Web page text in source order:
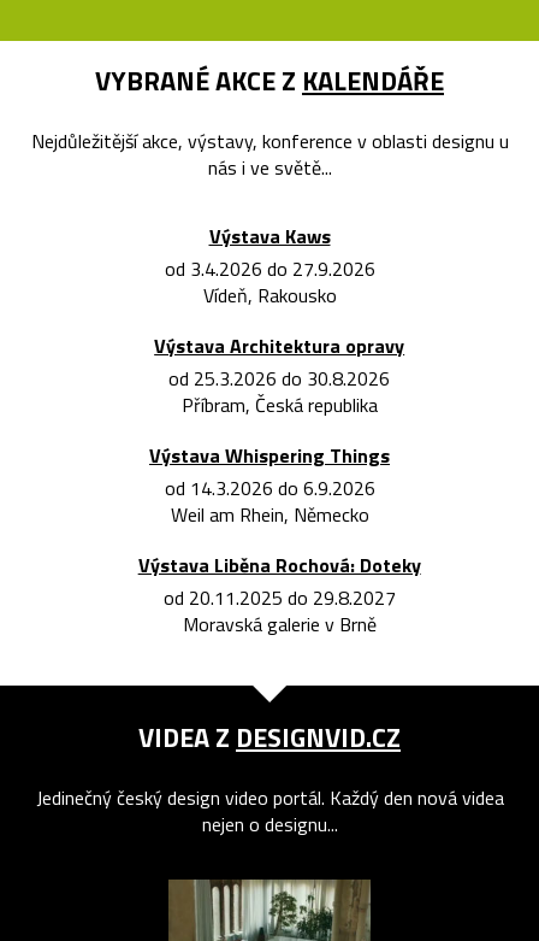
VYBRANÉ AKCE Z KALENDÁŘE
Nejdůležitější akce, výstavy, konference v oblasti designu u
nás i ve světě...
Výstava Kaws
od 3.4.2026 do 27.9.2026
Vídeň, Rakousko
Výstava Architektura opravy
od 25.3.2026 do 30.8.2026
Příbram, Česká republika
Výstava Whispering Things
od 14.3.2026 do 6.9.2026
Weil am Rhein, Německo
Výstava Liběna Rochová: Doteky
od 20.11.2025 do 29.8.2027
Moravská galerie v Brně
VIDEA Z DESIGNVID.CZ
Jedinečný český design video portál. Každý den nová videa
nejen o designu...